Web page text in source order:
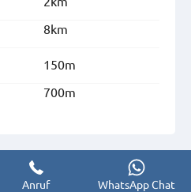
8km
150m
700m
Anruf WhatsApp Chat